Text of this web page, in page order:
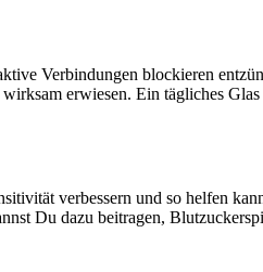
Verbindungen blockieren
erwiesen. Ein tägliches
verbessern und so helfen
Du dazu beitragen,